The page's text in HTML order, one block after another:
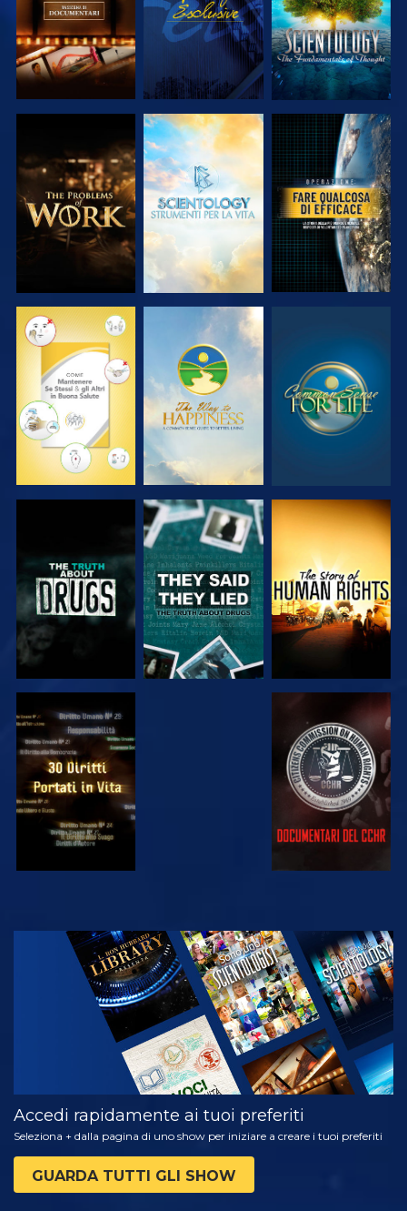
ESPLORA LE
SERIE
ESPLORA LE
SERIE
GUARDA
GUARDA GUARDA GUARDA
GUARDA GUARDA
GUARDA GUARDA
GUARDA
ESPLORA LE
SERIE
Accedi rapidamente ai tuoi preferiti
Seleziona + dalla pagina di uno show per iniziare a creare i tuoi preferiti
GUARDA TUTTI GLI SHOW